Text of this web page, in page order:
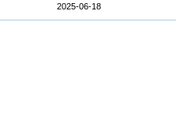
2025-06-18